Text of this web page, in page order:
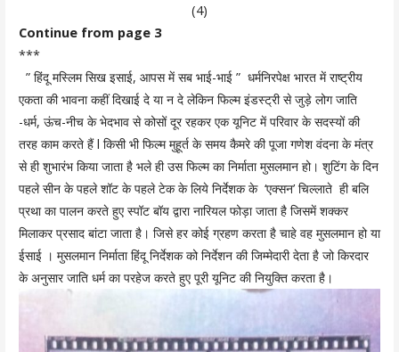
e
o
o
k
itt at
s
A
p
p
ai ar
(4)
Continue from page 3
***
” हिंदू मस्लिम सिख इसाई, आपस में सब भाई-भाई ” धर्मनिरपेक्ष भारत में राष्ट्रीय
एकता की भावना कहीं दिखाई दे या न दे लेकिन फिल्म इंडस्ट्री से जुड़े लोग जाति
-धर्म, ऊंच-नीच के भेदभाव से कोसों दूर रहकर एक यूनिट में परिवार के सदस्यों की
तरह काम करते हैं l किसी भी फिल्म मुहूर्त के समय कैमरे की पूजा गणेश वंदना के मंत्र
से ही शुभारंभ किया जाता है भले ही उस फिल्म का निर्माता मुसलमान हो। शुटिंग के दिन
पहले सीन के पहले शॉट के पहले टेक के लिये निर्देशक के ‘एक्सन’ चिल्लाते ही बलि
प्रथा का पालन करते हुए स्पॉट बॉय द्वारा नारियल फोड़ा जाता है जिसमें शक्कर
मिलाकर प्रसाद बांटा जाता है। जिसे हर कोई ग्रहण करता है चाहे वह मुसलमान हो या
ईसाई । मुसलमान निर्माता हिंदू निर्देशक को निर्देशन की जिम्मेदारी देता है जो किरदार
के अनुसार जाति धर्म का परहेज करते हुए पूरी यूनिट की नियुक्ति करता है।